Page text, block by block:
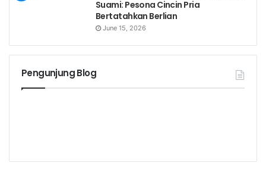
Suami: Pesona Cincin Pria
Bertatahkan Berlian
June 15, 2026
Pengunjung Blog